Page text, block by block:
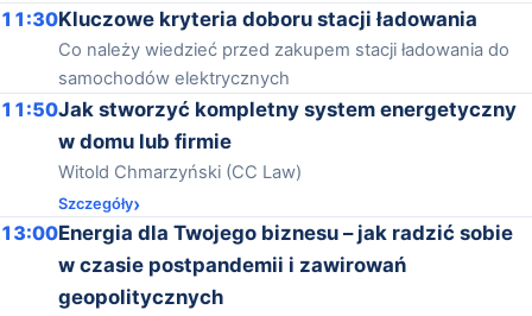
11:30Kluczowe kryteria doboru stacji ładowania
Co należy wiedzieć przed zakupem stacji ładowania do
samochodów elektrycznych
11:50Jak stworzyć kompletny system energetyczny
w domu lub firmie
Witold Chmarzyński (CC Law)
Szczegóły
13:00Energia dla Twojego biznesu – jak radzić sobie
w czasie postpandemii i zawirowań
geopolitycznych